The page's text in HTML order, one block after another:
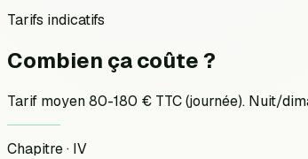
Tarifs indicatifs
Combien çacoûte ?
Tarif moyen 80-180 € TTC (journée). Nuit/
Chapitre · IV